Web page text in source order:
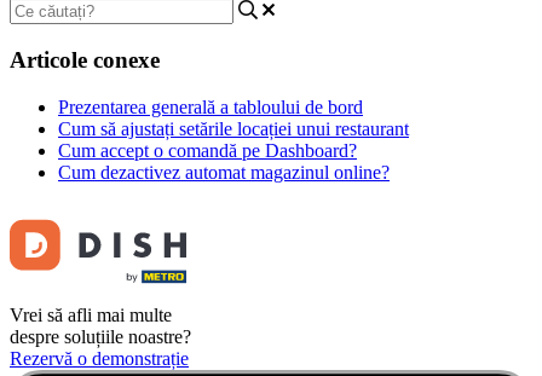
Articole conexe
Prezentarea generală a tabloului de bord
Cum să ajustați setările locației unui restaurant
Cum accept o comandă pe Dashboard?
Cum dezactivez automat magazinul online?
Vrei să afli mai multe
despre soluțiile noastre?
Rezervă o demonstrație